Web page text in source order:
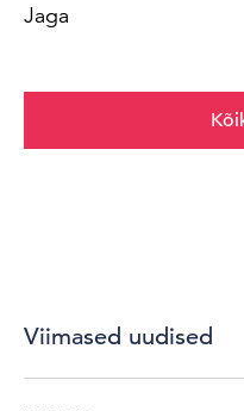
Jaga
Viimased uudised